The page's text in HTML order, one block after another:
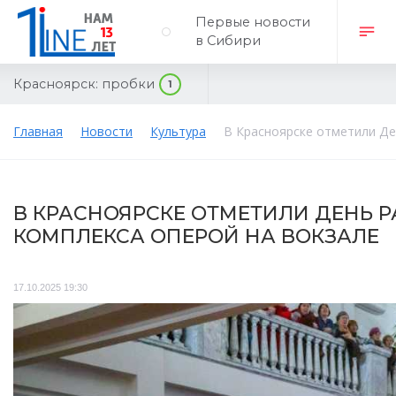
Первые новости
в Сибири
Красноярск: пробки 1
Главная Новости Культура В Красноярске отметили
В КРАСНОЯРСКЕ ОТМЕТИЛИ ДЕНЬ
КОМПЛЕКСА ОПЕРОЙ НА ВОКЗАЛЕ
17.10.2025 19:30